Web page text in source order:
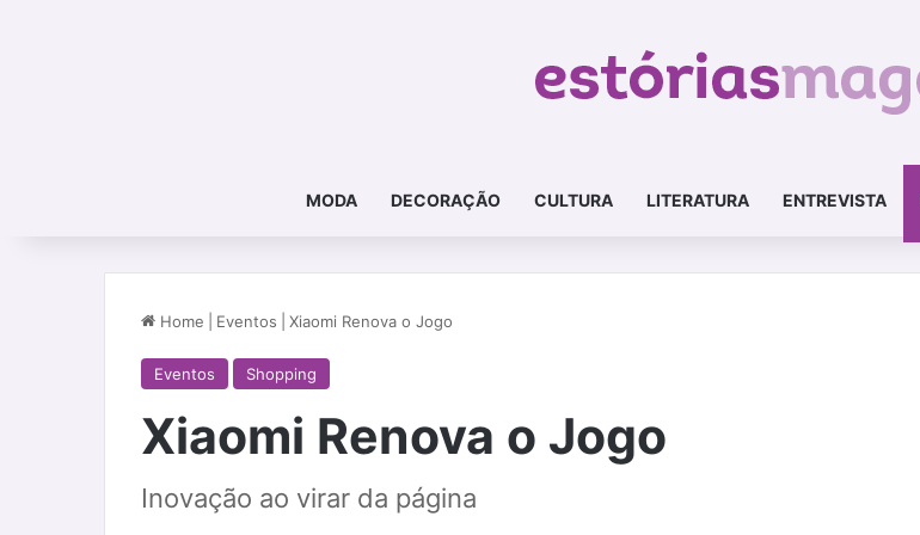
MODA DECORAÇÃO CULTURA LITERATURA ENTREVISTA
Home Eventos Xiaomi Renova o Jogo
Eventos Shopping
Xiaomi Renova o Jogo
Inovação ao virar da página